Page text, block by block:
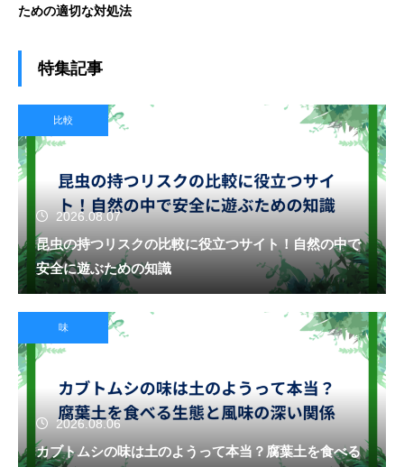
ための適切な対処法
特集記事
比較
2026.08.07
昆虫の持つリスクの比較に役立つサイト！自然の中で
安全に遊ぶための知識
味
2026.08.06
カブトムシの味は土のようって本当？腐葉土を食べる